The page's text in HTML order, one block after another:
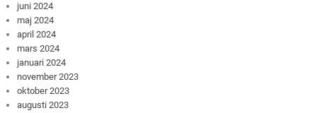
juni 2024
maj 2024
april 2024
mars 2024
januari 2024
november 2023
oktober 2023
augusti 2023